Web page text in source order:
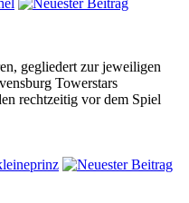
gegliedert zur jeweiligen
Towerstars
rechtzeitig vor dem Spiel